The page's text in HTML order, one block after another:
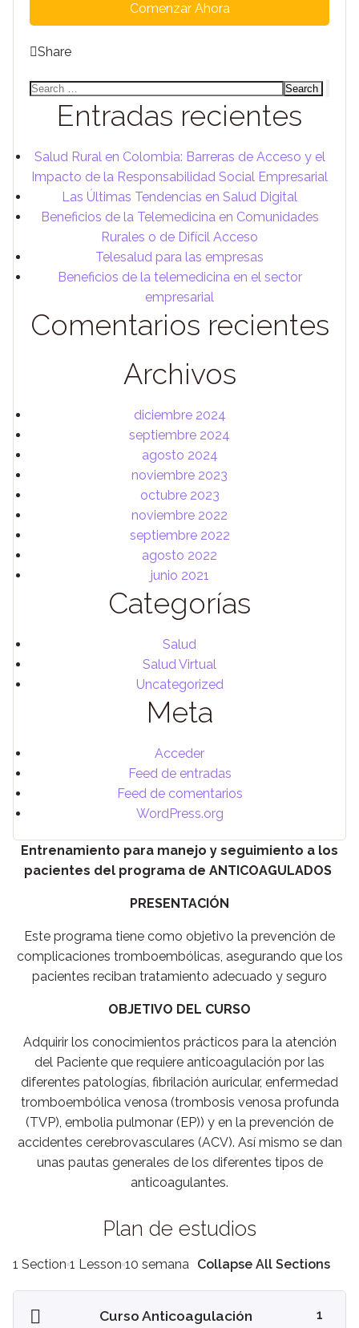
Entrenamiento para manejo y seguimiento a los
pacientes del programa de ANTICOAGULADOS
PRESENTACIÓN
Este programa tiene como objetivo la prevención de
complicaciones tromboembólicas, asegurando que los
pacientes reciban tratamiento adecuado y seguro
OBJETIVO DEL CURSO
Adquirir los conocimientos prácticos para la atención
del Paciente que requiere anticoagulación por las
diferentes patologías, fibrilación auricular, enfermedad
tromboembólica venosa (trombosis venosa profunda
(TVP), embolia pulmonar (EP)) y en la prevención de
accidentes cerebrovasculares (ACV). Así mismo se dan
unas pautas generales de los diferentes tipos de
anticoagulantes.
Plan de estudios
1 Section 1 Lesson 10 semana Collapse All Sections
Curso Anticoagulación 1
Comenzar Ahora
Share
Entradas recientes
Salud Rural en Colombia: Barreras de Acceso y el
Impacto de la Responsabilidad Social Empresarial
Las Últimas Tendencias en Salud Digital
Beneficios de la Telemedicina en Comunidades
Rurales o de Difícil Acceso
Telesalud para las empresas
Beneficios de la telemedicina en el sector
empresarial
Comentarios recientes
Archivos
diciembre 2024
septiembre 2024
agosto 2024
noviembre 2023
octubre 2023
noviembre 2022
septiembre 2022
agosto 2022
junio 2021
Categorías
Salud
Salud Virtual
Uncategorized
Meta
Acceder
Feed de entradas
Feed de comentarios
WordPress.org